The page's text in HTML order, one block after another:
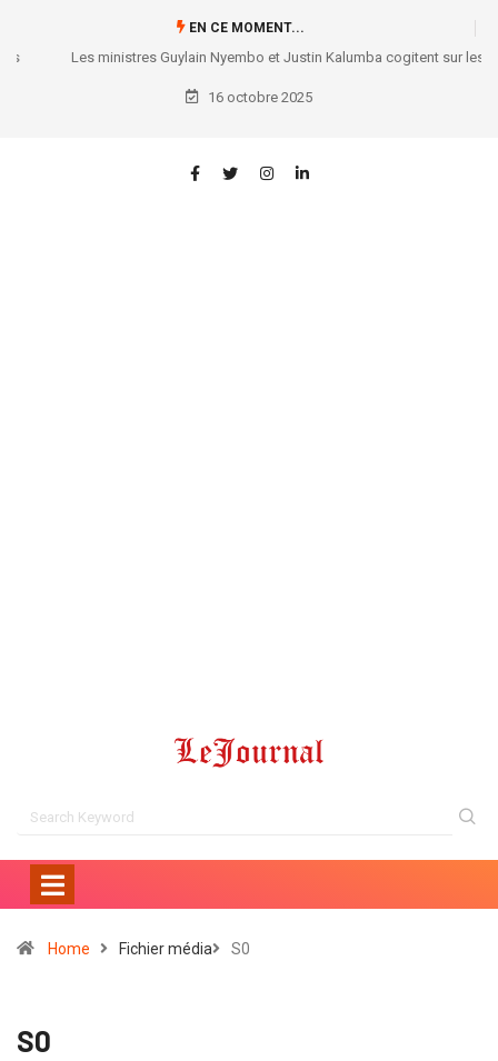
EN CE MOMENT...
Les ministres Guylain Nyembo et Justin Kalumba cogitent sur les
réformes utiles à l’entrepreneuriat !
16 octobre 2025
Home Fichier média S0
S0